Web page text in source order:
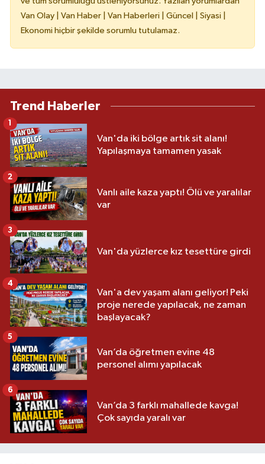
Van Olay | Van Haber | Van Haberleri | Güncel | Siyasi |
Ekonomi hiçbir şekilde sorumlu tutulamaz.
Trend Haberler
Van'da iki bölge artık sit alanı!
Yapılaşmaya tamamen yasak
1
Vanlı aile kaza yaptı! Ölü ve yaralılar
var
2
Van'da yüzlerce kız tesettüre girdi
3
Van'a dev yaşam alanı geliyor! Peki
proje nerede yapılacak, ne zaman
başlayacak?
4
Van’da öğretmen evine 48
personel alımı yapılacak
5
Van’da 3 farklı mahallede kavga!
Çok sayıda yaralı var
6